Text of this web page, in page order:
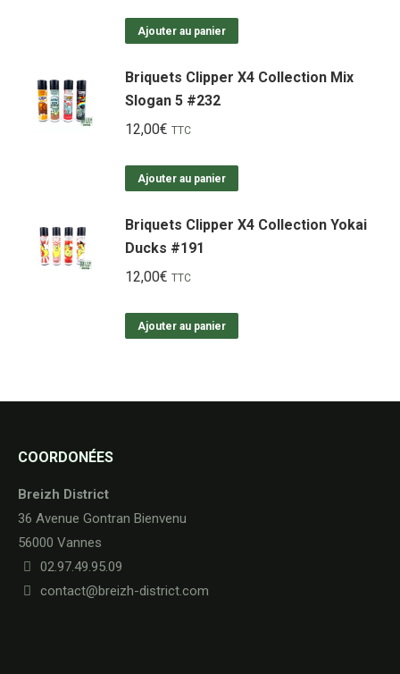
Ajouter au panier
Briquets Clipper X4 Collection Mix
Slogan 5 #232
12,00€ TTC
Ajouter au panier
Briquets Clipper X4 Collection Yokai
Ducks #191
12,00€ TTC
Ajouter au panier
COORDONÉES
Breizh District
36 Avenue Gontran Bienvenu
56000 Vannes
02.97.49.95.09
contact@breizh-district.com